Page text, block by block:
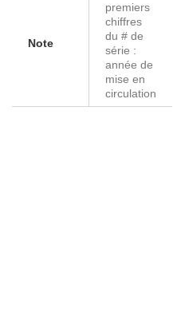
Note
premiers
chiffres
du # de
série :
année de
mise en
circulation